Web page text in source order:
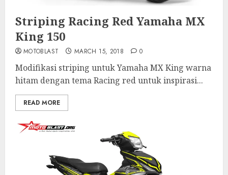
Striping Racing Red Yamaha MX
King 150
MOTOBLAST MARCH 15, 2018 0
Modifikasi striping untuk Yamaha MX King warna
hitam dengan tema Racing red untuk inspirasi...
READ MORE